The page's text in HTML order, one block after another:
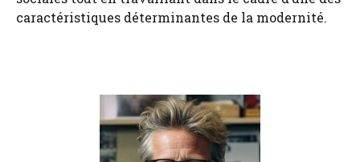
caractéristiques déterminantes de la modernité.